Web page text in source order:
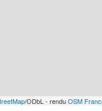
/ODbL - renduOSM